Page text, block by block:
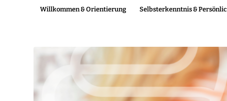
Willkommen & Orientierung Selbsterkenntnis &